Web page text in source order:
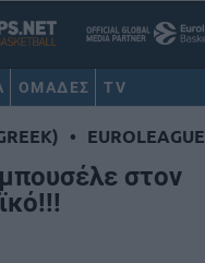
ΟΜΑΔΕΣ TV
• EUROLEAGUE
στον